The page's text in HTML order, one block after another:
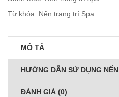
Từ khóa: Nến trang trí Spa
MÔ TẢ
HƯỚNG DẪN SỬ DỤNG NẾN
ĐÁNH GIÁ (0)